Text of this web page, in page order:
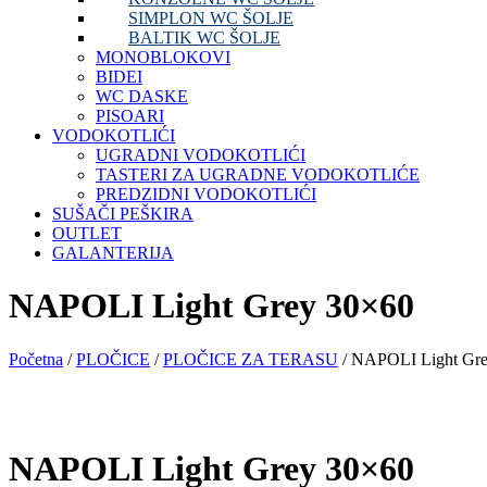
SIMPLON WC ŠOLJE
BALTIK WC ŠOLJE
MONOBLOKOVI
BIDEI
WC DASKE
PISOARI
VODOKOTLIĆI
UGRADNI VODOKOTLIĆI
TASTERI ZA UGRADNE VODOKOTLIĆE
PREDZIDNI VODOKOTLIĆI
SUŠAČI PEŠKIRA
OUTLET
GALANTERIJA
NAPOLI Light Grey 30×60
Početna /PLOČICE /PLOČICE ZA TERASU / NAPOLI Light
NAPOLI Light Grey 30×60